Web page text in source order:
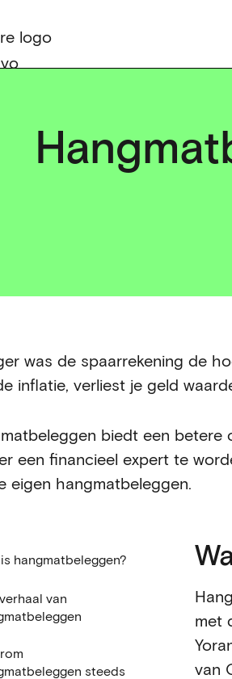
was de spaarrekening de
inflatie, verliest je geld
biedt een betere
een financieel expert te
eigen hangmatbeleggen.
hangmatbeleggen?
van
steeds
met
van